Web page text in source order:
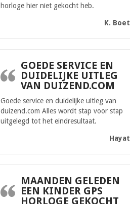
horloge hier niet gekocht heb.
K. Boet
GOEDE SERVICE EN
DUIDELIJKE UITLEG
VAN DUIZEND.COM
Goede service en duidelijke uitleg van
duizend.com Alles wordt stap voor stap
uitgelegd tot het eindresultaat.
Hayat
MAANDEN GELEDEN
EEN KINDER GPS
HORLOGE GEKOCHT